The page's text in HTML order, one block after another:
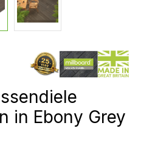
in Ebony Grey